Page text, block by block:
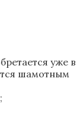
уже в
шамотным